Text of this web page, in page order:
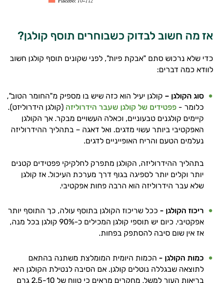
אז מה חשוב לבדוק כשבוחרים תוסף קולגן?
כדי שלא נרכוש סתם "אבקת פיות", לפני שקונים תוסף קולגן חשוב
לוודא כמה דברים:
סוג הקולגן – קולגן יעיל הוא כזה שיש בו מספיק מ"החומר הטוב",
כלומר - פפטידים של קולגן שעבר הידרוליזה (קולגן הידרוליזט).
קיימים קולגנים טבעוניים, וכאלה העשויים מבקר. אך הקולגן
האפקטיבי ביותר עשוי מדגים. ואל דאגה – בתהליך ההידרוליזה
נעלמים הטעם והריח האופייניים לדגים.
בתהליך ההידרוליזה, הקולגן מתפרק לחלקיקי פפטידים קטנים
יותר וקלים יותר לספיגה בגוף דרך מערכת העיכול. אז קולגן
שלא עבר הידרוליזה הוא הרבה פחות אפקטיבי.
ריכוז הקולגן - ככל שריכוז הקולגן בתוסף עולה, כך התוסף יותר
אפקטיבי. כיום יש תוספי קולגן המכילים כ-90% קולגן בכל מנה,
אז אין שום סיבה להסתפק בפחות.
כמות הקולגן - הכמות היומית המומלצת משתנה בהתאם
לתוצאה שבגללה נוטלים קולגן. אם הסיבה לנטילת הקולגן היא
בריאות העור למשל, מחקרים מראים כי טווח של 2.5-10 גרם
היי,
אני יועץ הבריאות האישי AI של טבע בריא.
התשובות שלי מבוססות על מאגרי מידע קליניים
וספרות מקצועית בתחומי הרפואה הטבעית
ותזונת הספורט.